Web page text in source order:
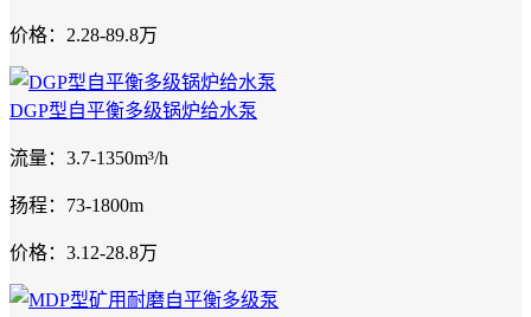
价格：2.28-89.8万
DGP型自平衡多级锅炉给水泵
流量：3.7-1350m³/h
扬程：73-1800m
价格：3.12-28.8万